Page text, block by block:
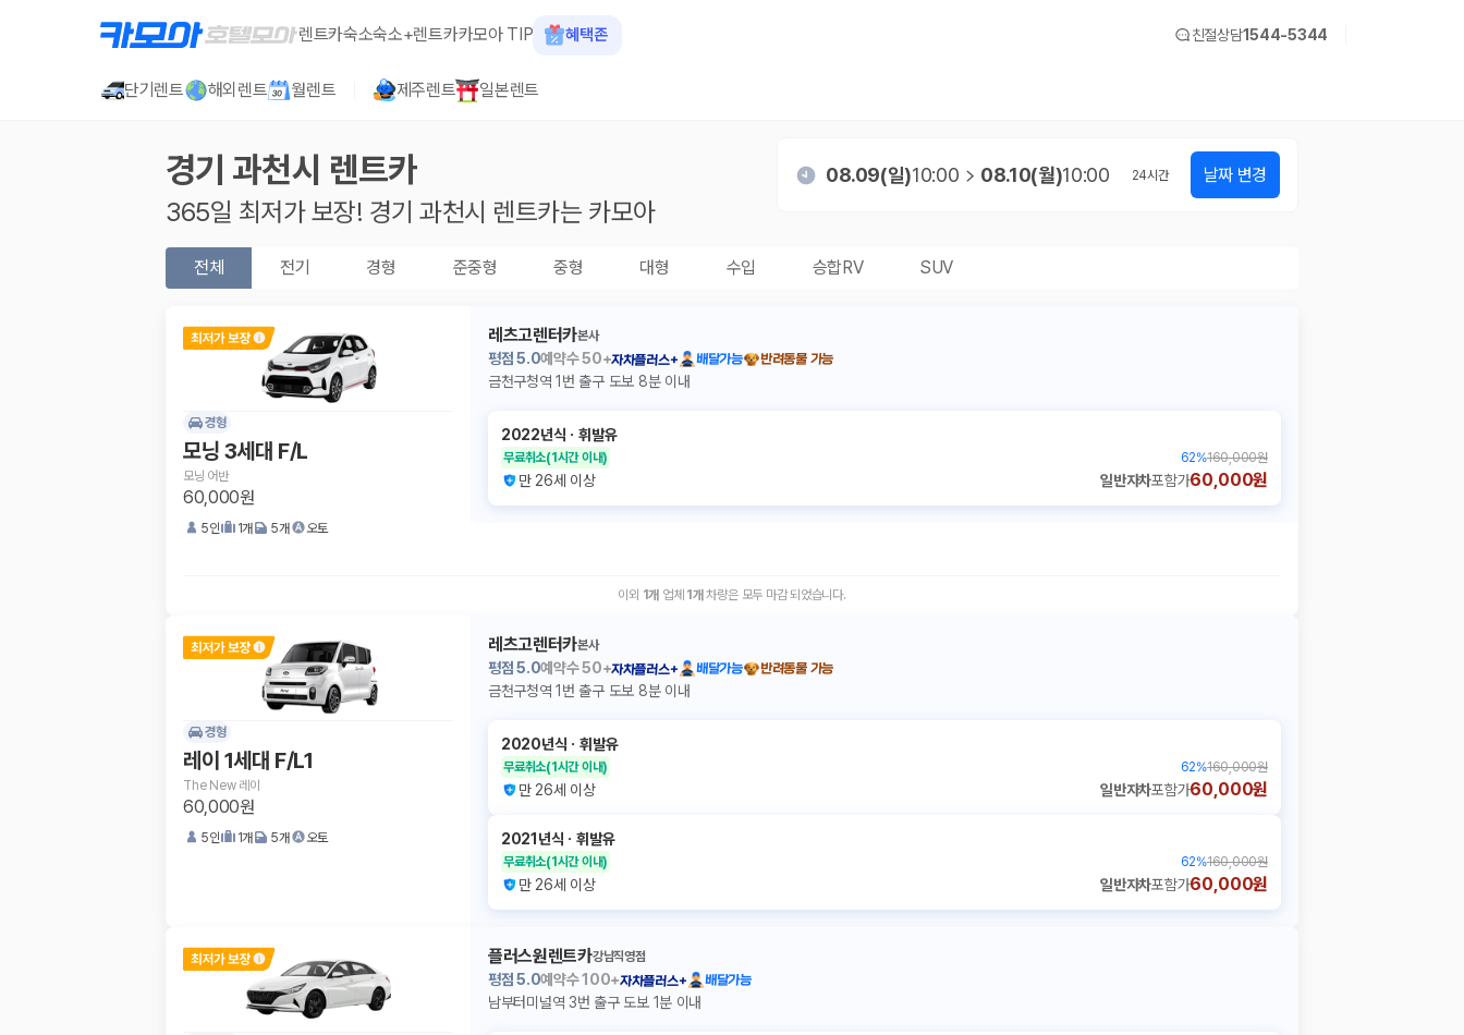
렌트카숙소숙소+렌트카카모아 TIP 혜택존 친절상담1544-5344
단기렌트 해외렌트 월렌트 제주렌트 일본렌트
경기 과천시 렌트카
365일 최저가 보장! 경기 과천시 렌트카는 카모아
08.09(일)10:00 08.10(월)10:00 24시간 날짜 변경
전체 전기 경형 준중형 중형 대형 수입 승합RV SUV
경형
모닝 3세대 F/L
모닝 어반
60,000원
5인 1개 5개 오토
레츠고렌터카본사
평점5.0예약수50+자차플러스+ 배달가능 반려동물 가능
금천구청역 1번 출구 도보 8분 이내
2022년식 ㆍ휘발유
무료취소(1시간 이내) 62%160,000원
만 26세 이상 일반자차포함가60,000원
이외 1개 업체 1 개 차량은 모두 마감 되었습니다.
경형
레이 1세대 F/L1
The New 레이
60,000원
5인 1개 5개 오토
레츠고렌터카본사
평점5.0예약수50+자차플러스+ 배달가능 반려동물 가능
금천구청역 1번 출구 도보 8분 이내
2020년식 ㆍ휘발유
무료취소(1시간 이내) 62%160,000원
만 26세 이상 일반자차포함가60,000원
2021년식 ㆍ휘발유
무료취소(1시간 이내) 62%160,000원
만 26세 이상 일반자차포함가60,000원
플러스원렌트카강남직영점
평점5.0예약수100+자차플러스+ 배달가능
남부터미널역 3번 출구 도보 1분 이내